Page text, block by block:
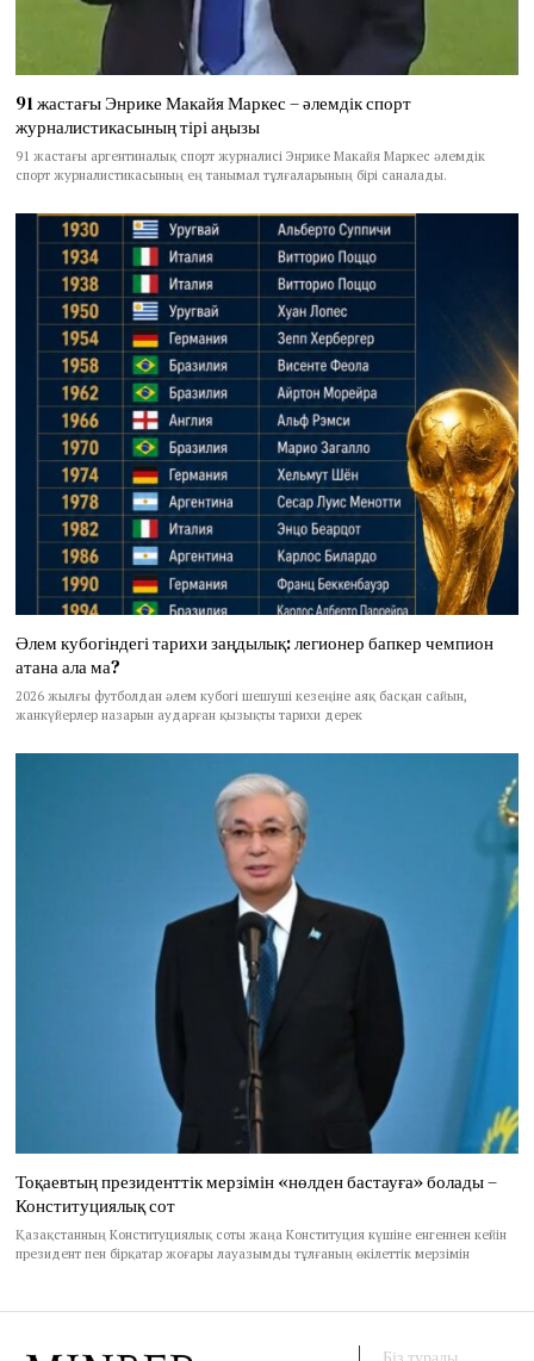
91 жастағы Энрике Макайя Маркес – әлемдік спорт
журналистикасының тірі аңызы
91 жастағы аргентиналық спорт журналисі Энрике Макайя Маркес әлемдік
спорт журналистикасының ең танымал тұлғаларының бірі саналады.
Әлем кубогіндегі тарихи заңдылық: легионер бапкер чемпион
атана ала ма?
2026 жылғы футболдан әлем кубогі шешуші кезеңіне аяқ басқан сайын,
жанкүйерлер назарын аударған қызықты тарихи дерек
Тоқаевтың президенттік мерзімін «нөлден бастауға» болады –
Конституциялық сот
Қазақстанның Конституциялық соты жаңа Конституция күшіне енгеннен кейін
президент пен бірқатар жоғары лауазымды тұлғаның өкілеттік мерзімін